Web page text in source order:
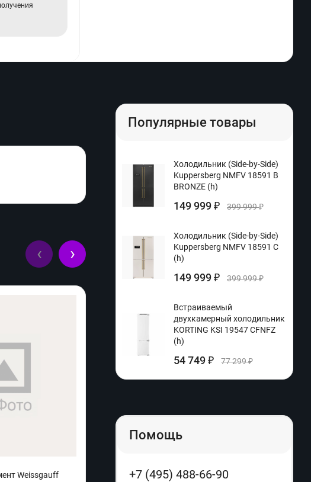
Weissgauff
Кофеварка рожковая Vitek VT-1517 (q)
‹ ›
Популярные товары
Холодильник (Side-by-Side)
Kuppersberg NMFV 18591 B
BRONZE (h)
149 999₽ 399 999₽
Холодильник (Side-by-Side)
Kuppersberg NMFV 18591 C
(h)
149 999₽ 399 999₽
Встраиваемый
двухкамерный холодильник
KORTING KSI 19547 CFNFZ
(h)
54 749₽ 77 299₽
Помощь
+7 (495) 488-66-90